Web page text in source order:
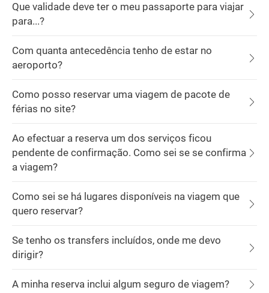
Que validade deve ter o meu passaporte para viajar
para...?
Com quanta antecedência tenho de estar no
aeroporto?
Como posso reservar uma viagem de pacote de
férias no site?
Ao efectuar a reserva um dos serviços ficou
pendente de confirmação. Como sei se se confirma
a viagem?
Como sei se há lugares disponíveis na viagem que
quero reservar?
Se tenho os transfers incluídos, onde me devo
dirigir?
A minha reserva inclui algum seguro de viagem?